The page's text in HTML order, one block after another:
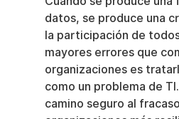
datos, se produce una
la participación de
mayores errores que
organizaciones es
como un problema de
camino seguro al